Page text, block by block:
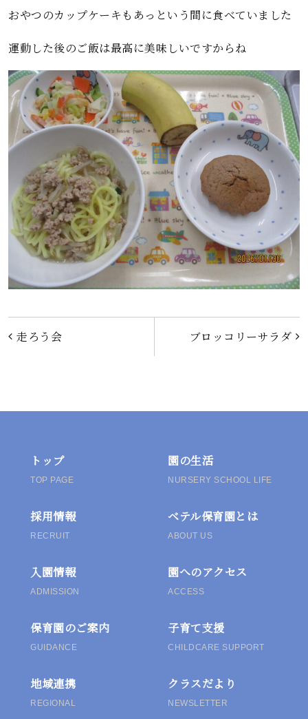
おやつのカップケーキもあっという間に食べていました
運動した後のご飯は最高に美味しいですからね
投
ブロッコリーサラダ
走ろう会
トップ
TOP PAGE
園の生活
NURSERY SCHOOL LIFE
採用情報
RECRUIT
ベテル保育園とは
ABOUT US
入園情報
ADMISSION
園へのアクセス
ACCESS
保育園のご案内
GUIDANCE
子育て支援
CHILDCARE SUPPORT
地域連携
REGIONAL
クラスだより
NEWSLETTER